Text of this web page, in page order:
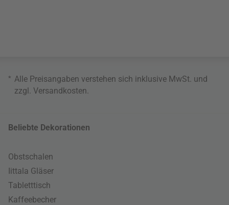
* Alle Preisangaben verstehen sich inklusive MwSt. und
zzgl. Versandkosten
Beliebte Dekorationen
Obstschalen
Iittala Gläser
Tabletttisch
Kaffeebecher